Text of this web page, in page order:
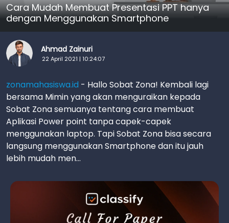
Cara Mudah Membuat Presentasi PPT hanya
dengan Menggunakan Smartphone
Ahmad Zainuri
22 April 2021 | 10:24:07
zonamahasiswa.id - Hallo Sobat Zona! Kembali lagi
bersama Mimin yang akan menguraikan kepada
Sobat Zona semuanya tentang cara membuat
Aplikasi Power point tanpa capek-capek
menggunakan laptop. Tapi Sobat Zona bisa secara
langsung menggunakan Smartphone dan itu jauh
lebih mudah men...